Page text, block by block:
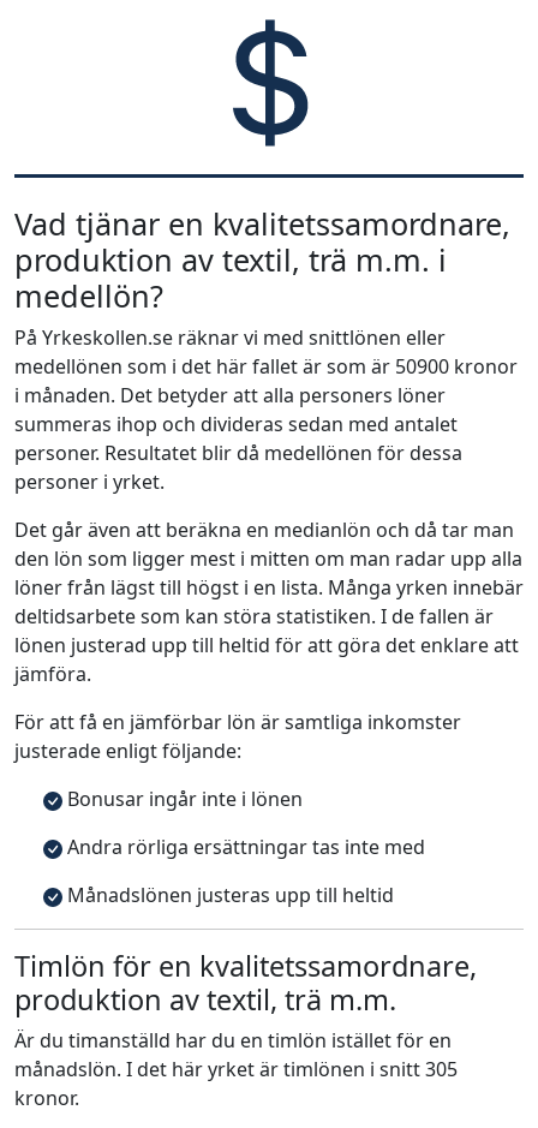
Vad tjänar en kvalitetssamordnare,
produktion av textil, trä m.m. i
medellön?
På Yrkeskollen.se räknar vi med snittlönen eller
medellönen som i det här fallet är som är 50900 kronor
i månaden. Det betyder att alla personers löner
summeras ihop och divideras sedan med antalet
personer. Resultatet blir då medellönen för dessa
personer i yrket.
Det går även att beräkna en medianlön och då tar man
den lön som ligger mest i mitten om man radar upp alla
löner från lägst till högst i en lista. Många yrken innebär
deltidsarbete som kan störa statistiken. I de fallen är
lönen justerad upp till heltid för att göra det enklare att
jämföra.
För att få en jämförbar lön är samtliga inkomster
justerade enligt följande:
Bonusar ingår inte i lönen
Andra rörliga ersättningar tas inte med
Månadslönen justeras upp till heltid
Timlön för en kvalitetssamordnare,
produktion av textil, trä m.m.
Är du timanställd har du en timlön istället för en
månadslön. I det här yrket är timlönen i snitt 305
kronor.